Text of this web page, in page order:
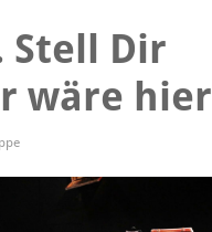
Stell Dir
wäre hier